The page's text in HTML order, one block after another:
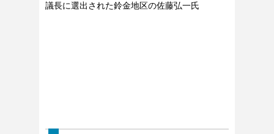
議長に選出された鈴金地区の佐藤弘一氏